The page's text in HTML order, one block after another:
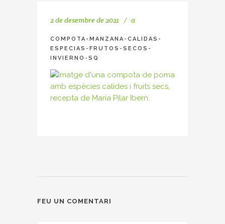
2 de desembre de 2021 a
COMPOTA-MANZANA-CALIDAS-
ESPECIAS-FRUTOS-SECOS-
INVIERNO-SQ
FEU UN COMENTARI